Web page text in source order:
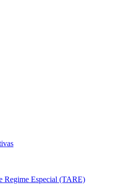
Regime Especial (TARE)